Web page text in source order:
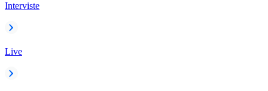
Interviste
Live